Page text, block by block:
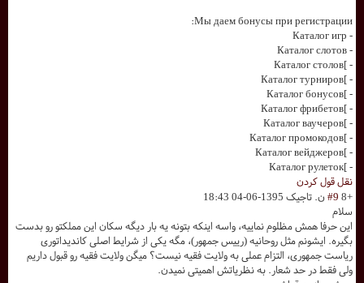
Мы даем бонусы при регистрации:
- Каталог игр
- Каталог слотов
- ]Каталог столов
- ]Каталог турниров
- ]Каталог бонусов
- ]Каталог фрибетов
- ]Каталог ваучеров
- ]Каталог промокодов
- ]Каталог вейджеров
- ]Каталог рулеток
نقل قول کردن
+8
#9 ن. تاجیک 1395-06-04 18:43
سلام
این حرفا همش مظلوم نماییه، واسه اینکه بتونه یه بار دیگه سکان این مملکتو رو بدست
بگیره. ایشونم مثل روحانیه (رییس جمهور)، مگه یکی از شرایط اصلی کاندیداتوری
ریاست جمهوری، التزام عملی به ولایت فقیه نیست؟ میگن ولایت فقیه رو قبول داریم
ولی فقط در حد شعار. به نظریاتش اهمیتی نمیدن.